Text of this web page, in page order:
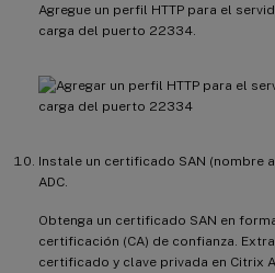
Agregue un perfil HTTP para el
carga del puerto 22334.
Instale un certificado SAN (nombre
ADC.
Obtenga un certificado SAN en
certificación (CA) de confianza.
certificado y clave privada en Citrix